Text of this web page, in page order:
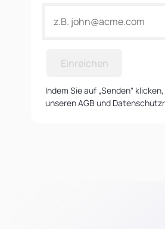
Einreichen
Indem Sie auf „Senden“
unseren AGB und